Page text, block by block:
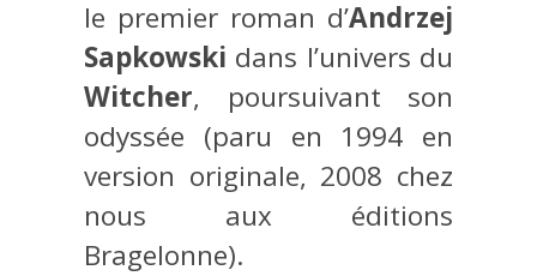
le premier roman d’Andrzej
Sapkowski dans l’univers du
Witcher, poursuivant son
odyssée (paru en 1994 en
version originale, 2008 chez
nous aux éditions
Bragelonne).